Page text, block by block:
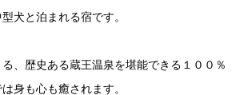
犬と泊まれる宿です。
、歴史ある蔵王温泉を堪能できる１００％
身も心も癒されます。